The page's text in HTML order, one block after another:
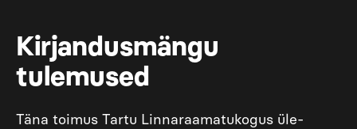
Kirjandusmängu
tulemused
Täna toimus Tartu Linnaraamatukogus üle-